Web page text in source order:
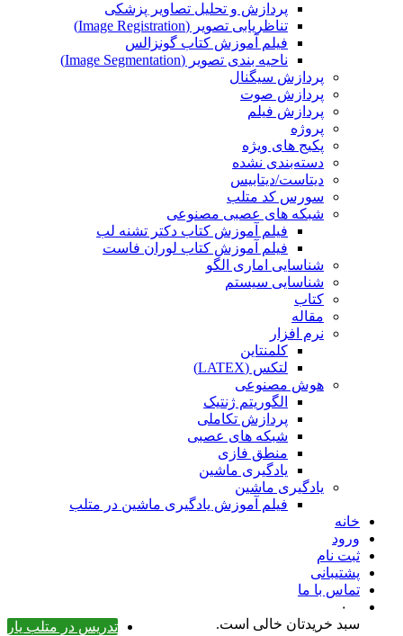
پردازش و تحلیل تصاویر پزشکی
تناظریابی تصویر (Image Registration)
فیلم آموزش کتاب گونزالس
ناحیه بندی تصویر (Image Segmentation)
پردازش سیگنال
پردازش صوت
پردازش فیلم
پروژه
پکیج های ویژه
دسته‌بندی نشده
دیتاست/دیتابیس
سورس کد متلب
شبکه های عصبی مصنوعی
فیلم آموزش کتاب دکتر تشنه لب
فیلم آموزش کتاب لوران فاست
شناسایی اماری الگو
شناسایی سیستم
کتاب
مقاله
نرم افزار
کلمنتاین
لتکس (LATEX)
هوش مصنوعی
الگوریتم ژنتیک
پردازش تکاملی
شبکه های عصبی
منطق فازی
یادگیری ماشین
یادگیری ماشین
فیلم آموزش یادگیری ماشین در متلب
خانه
ورود
ثبت نام
پشتیبانی
تماس با ما
۰
تدریس در متلب یار
سبد خریدتان خالی است.